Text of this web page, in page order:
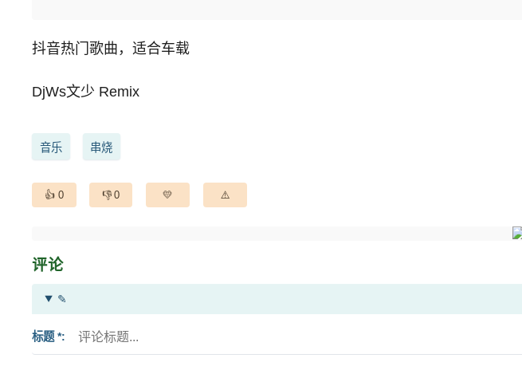
抖音热门歌曲，适合车载
DjWs文少 Remix
音乐 串烧
0 0
评论
✎
标题 *